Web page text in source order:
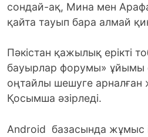
сондай-ақ, Мина мен
қайта тауып бара алмай
Пәкістан қажылық ерікті
бауырлар форумы» ұйымы
оңтайлы шешуге арналған
Қосымша әзірледі.
Android базасында жұмыс